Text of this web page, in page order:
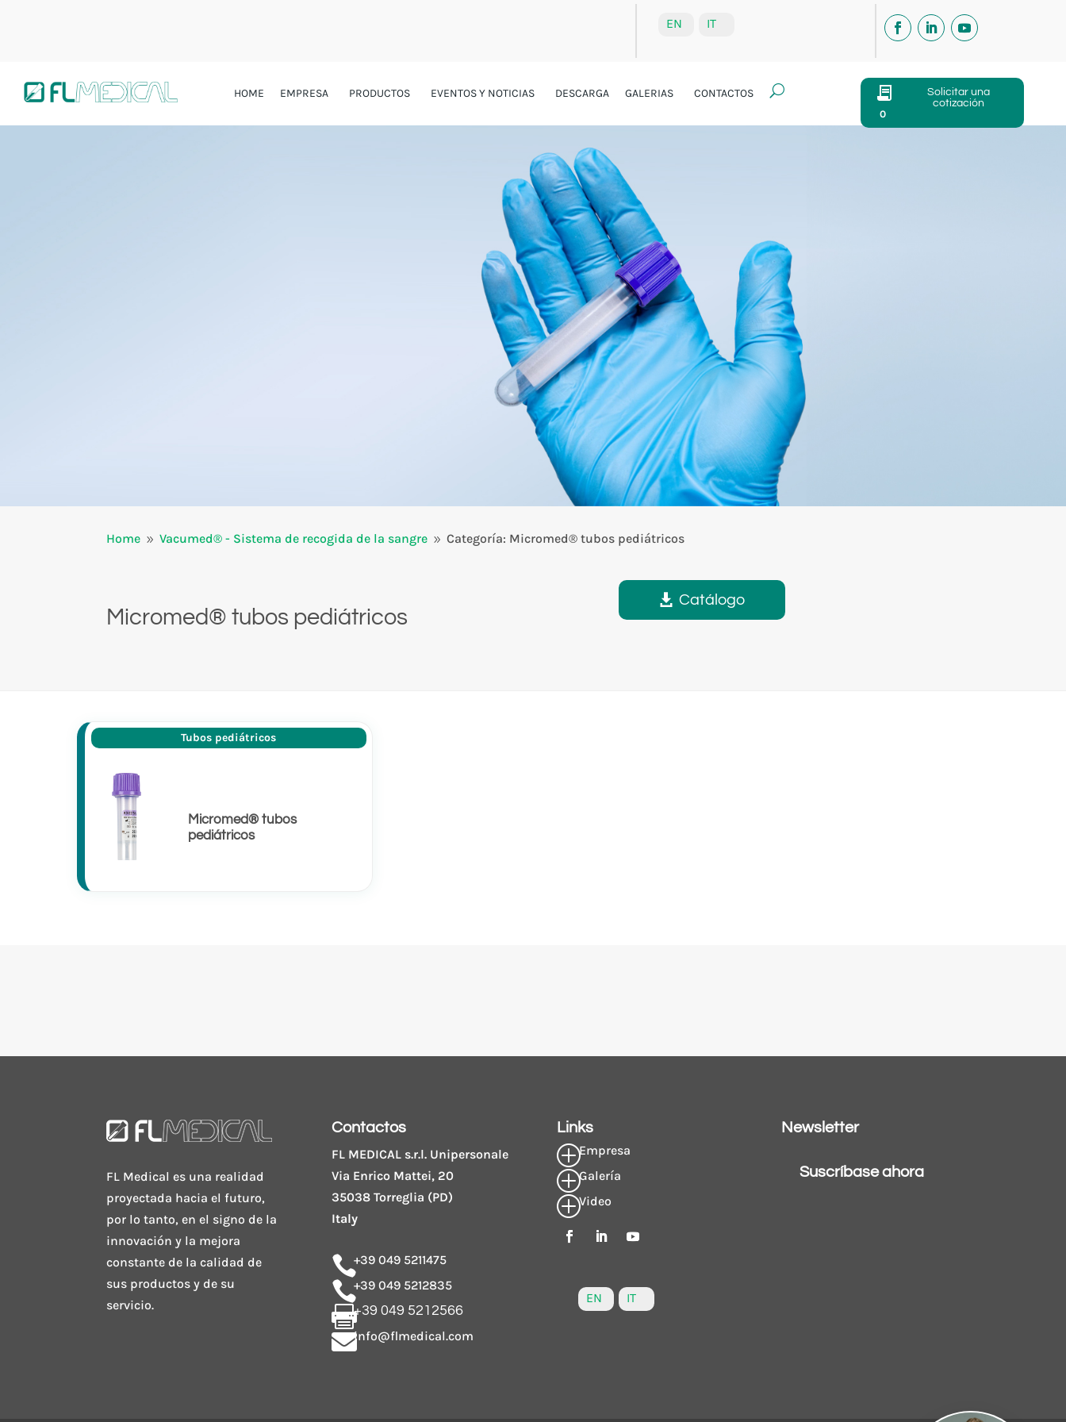
EN IT
HOME EMPRESA PRODUCTOS EVENTOS Y NOTICIAS DESCARGA GALERIAS CONTACTOS U
0
Solicitar una
cotización
Home 9 Vacumed® - Sistema de recogida de la sangre 9 Categoría: Micromed® tubos pediátricos
Micromed® tubos pediátricos
Catálogo
Tubos pediátricos
Micromed® tubos
pediátricos
FL Medical es una realidad
proyectada hacia el futuro,
por lo tanto, en el signo de la
innovación y la mejora
constante de la calidad de
sus productos y de su
servicio.
Contactos
FL MEDICAL s.r.l. Unipersonale
Via Enrico Mattei, 20
35038 Torreglia (PD)
Italy
+39 049 5211475
+39 049 5212835
+39 049 5212566
info@flmedical.com
Links
PEmpresa
PGalería
PVideo
EN IT
Newsletter
Suscríbase ahora